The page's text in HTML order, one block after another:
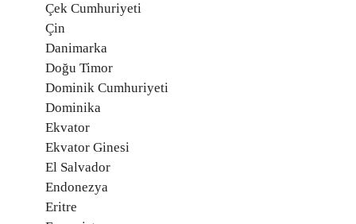
Çek Cumhuriyeti
Çin
Danimarka
Doğu Timor
Dominik Cumhuriyeti
Dominika
Ekvator
Ekvator Ginesi
El Salvador
Endonezya
Eritre